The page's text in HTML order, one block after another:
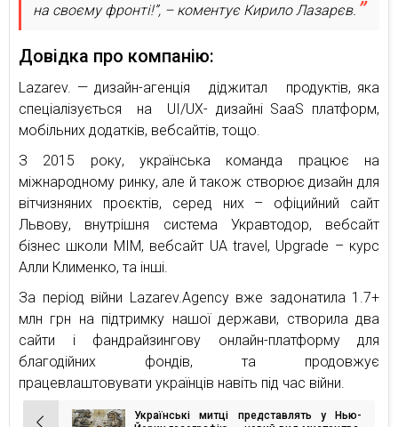
на своєму фронті!”, – коментує Кирило Лазарєв.
Довідка про компанію:
Lazarev. — дизайн-агенція діджитал продуктів, яка
спеціалізується на UI/UX- дизайні SaaS платформ,
мобільних додатків, вебсайтів, тощо.
З 2015 року, українська команда працює на
міжнародному ринку, але й також створює дизайн для
вітчизняних проєктів, серед них – офіцийний сайт
Львову, внутрішня система Укравтодор, вебсайт
бізнес школи MIM, вебсайт UA travel, Upgrade – курс
Алли Клименко, та інші.
За період війни Lazarev.Agency вже задонатила 1.7+
млн грн на підтримку нашої держави, створила два
сайти і фандрайзингову онлайн-платформу для
благодійних фондів, та продовжує
працевлаштовувати українців навіть під час війни.
Українські митці представлять у Нью-